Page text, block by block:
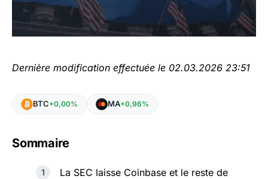
Dernière modification effectuée le 02.03.2026 23:51
BTC+0,00% MA+0,96%
Sommaire
La SEC laisse Coinbase et le reste de